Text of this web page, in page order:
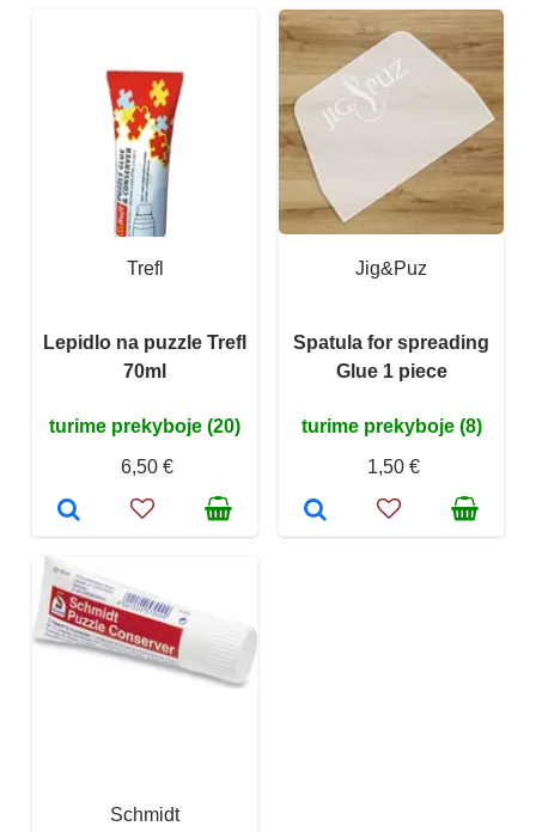
Trefl
Lepidlo na puzzle Trefl
70ml
turime prekyboje (20)
6,50 €
Jig&Puz
Spatula for spreading
Glue 1 piece
turime prekyboje (8)
1,50 €
Schmidt